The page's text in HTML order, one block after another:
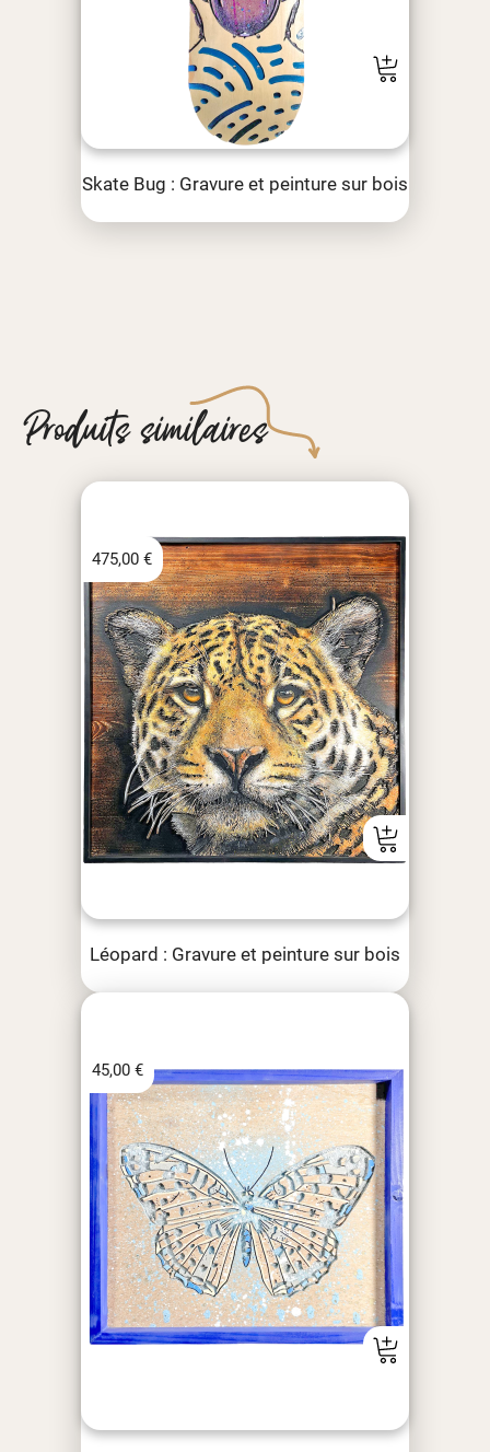
Skate Bug : Gravure et peinture sur bois
Produits similaires
Léopard : Gravure et peinture sur bois
475,00 €
45,00 €